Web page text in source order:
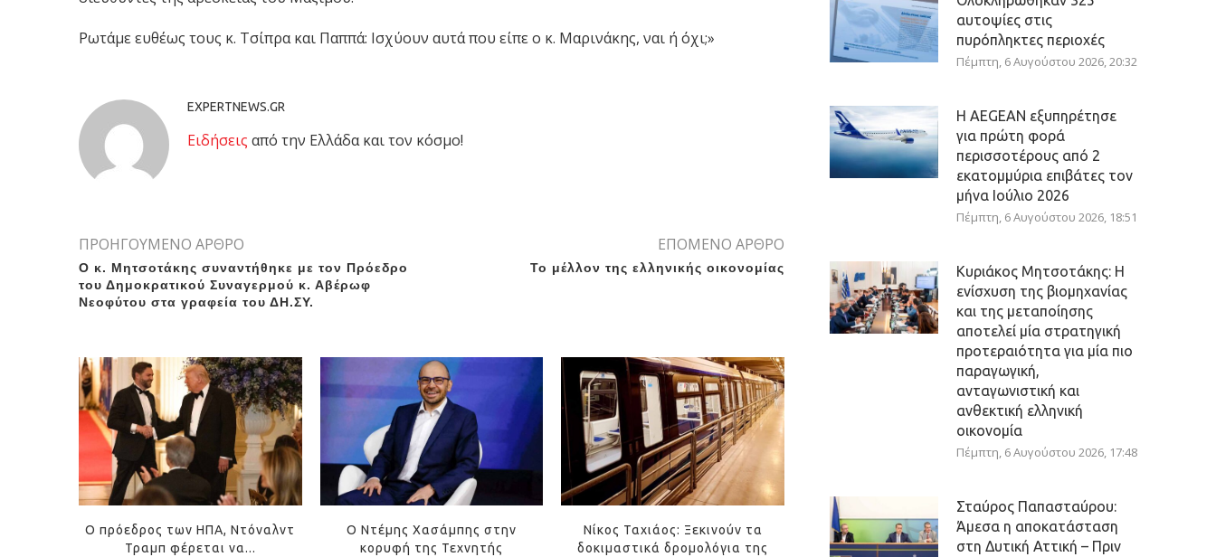
Ρωτάμε ευθέως τους κ. Τσίπρα και Παππά: Ισχύουν αυτά που είπε ο κ. Μαρινάκης, ναι ή όχι;»
EXPERTNEWS.GR
Eιδήσεις από την Ελλάδα και τον κόσμο!
ΠΡΟΗΓΟΥΜΕΝΟ ΑΡΘΡΟ
Ο κ. Μητσοτάκης συναντήθηκε με τον Πρόεδρο
του Δημοκρατικού Συναγερμού κ. Αβέρωφ
Νεοφύτου στα γραφεία του ΔΗ.ΣΥ.
ΕΠΟΜΕΝΟ ΑΡΘΡΟ
Το μέλλον της ελληνικής οικονομίας
Ο πρόεδρος των ΗΠΑ, Ντόναλντ
Τραμπ φέρεται να...
Ο Ντέμης Χασάμπης στην
κορυφή της Τεχνητής
Νίκος Ταχιάος: Ξεκινούν τα
δοκιμαστικά δρομολόγια της
αυτοψίες στις
πυρόπληκτες περιοχές
Πέμπτη, 6 Αυγούστου 2026, 20:32
Η AEGEAN εξυπηρέτησε
για πρώτη φορά
περισσοτέρους από 2
εκατομμύρια επιβάτες τον
μήνα Ιούλιο 2026
Πέμπτη, 6 Αυγούστου 2026, 18:51
Κυριάκος Μητσοτάκης: Η
ενίσχυση της βιομηχανίας
και της μεταποίησης
αποτελεί μία στρατηγική
προτεραιότητα για μία πιο
παραγωγική,
ανταγωνιστική και
ανθεκτική ελληνική
οικονομία
Πέμπτη, 6 Αυγούστου 2026, 17:48
Σταύρος Παπασταύρου:
Άμεσα η αποκατάσταση
στη Δυτική Αττική – Πριν